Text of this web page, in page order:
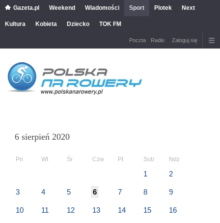
Gazeta.pl Weekend Wiadomości Sport Plotek Next
Kultura Kobieta Dziecko TOK FM
Poczta Radio Zaloguj się
6 sierpień 2020
Pn Wt Śr Czw Pt Sob Ndz
1 2
3 4 5 6 7 8 9
10 11 12 13 14 15 16